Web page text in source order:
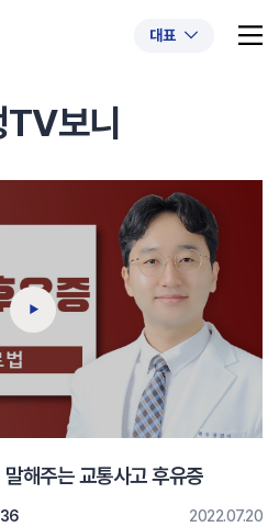
대표
#허리디스크 #목디스크
보니
해주는 교통사고 후유증
2022.07.20